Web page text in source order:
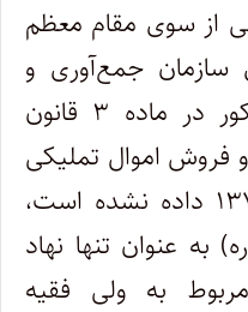
از سوی مقام معظم
سازمان جمع‌آوری و
فروش اموال تملیکی مذکور در ماده ۳ قانون
اموال تملیکی
و اساسنامه آن مصوب ۱۳۷۰ داده نشده است،
به عنوان تنها نهاد
به ولی فقیه